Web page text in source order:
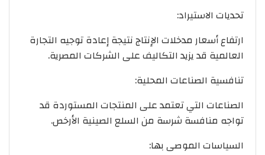
تحديات الاستيراد:
ارتفاع أسعار مدخلات الإنتاج نتيجة إعادة توجيه التجارة
العالمية قد يزيد التكاليف على الشركات المصرية.
تنافسية الصناعات المحلية:
الصناعات التي تعتمد على المنتجات المستوردة قد
تواجه منافسة شرسة من السلع الصينية الأرخص.
السياسات الموصى بها: